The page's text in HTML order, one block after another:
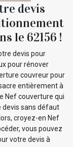
devis
le 62156 !
devis pour
pour rénover
couvreur pour
entièrement à
Nef couverture qui
devis sans défaut
croyez-en Nef
vous pouvez
votre devis à